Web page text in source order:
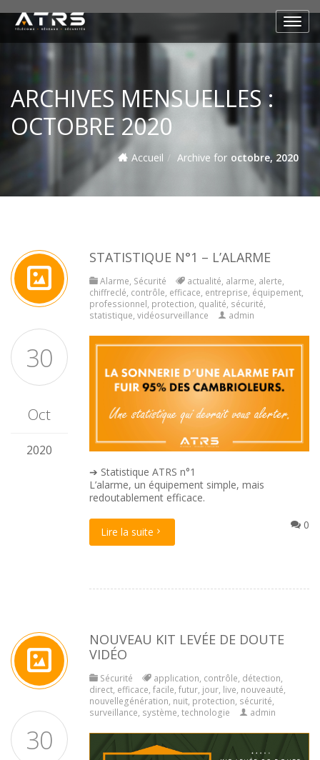
ARCHIVES MENSUELLES :
OCTOBRE 2020
Accueil Archive for octobre, 2020
30
Oct
2020
STATISTIQUE N°1 – L’ALARME
Alarme, Sécurité actualité, alarme, alerte,
chiffreclé, contrôle, efficace, entreprise, équipement,
professionnel, protection, qualité, sécurité,
statistique, vidéosurveillance admin
➔ Statistique ATRS n°1
L’alarme, un équipement simple, mais
redoutablement efficace.
0
Lire la suite
30
NOUVEAU KIT LEVÉE DE DOUTE
VIDÉO
Sécurité application, contrôle, détection,
direct, efficace, facile, futur, jour, live, nouveauté,
nouvellegénération, nuit, protection, sécurité,
surveillance, système, technologie admin